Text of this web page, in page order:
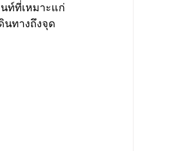
ท์ที่เหมาะแก่
นทางถึงจุด